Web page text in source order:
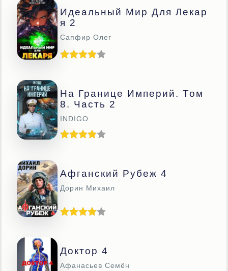
Идеальный Мир Для Лекар
Я 2
Сапфир Олег
На Границе Империй. Том
8. Часть 2
INDIGO
Афганский Рубеж 4
Дорин Михаил
Доктор 4
Афанасьев Семён